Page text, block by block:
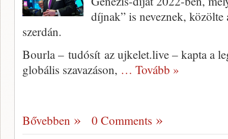
díjnak” is neveznek,
szerdán.
Bourla – tudósít az ujkelet.live – kapta a
globális szavazáson, … Tovább »
Bővebben 0 Comments